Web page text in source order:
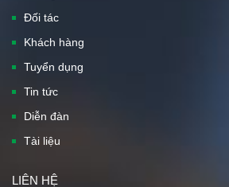
Đối tác
Khách hàng
Tuyển dụng
Tin tức
Diễn đàn
Tài liệu
LIÊN HỆ